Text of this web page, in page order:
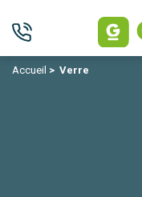
Accueil > Verre